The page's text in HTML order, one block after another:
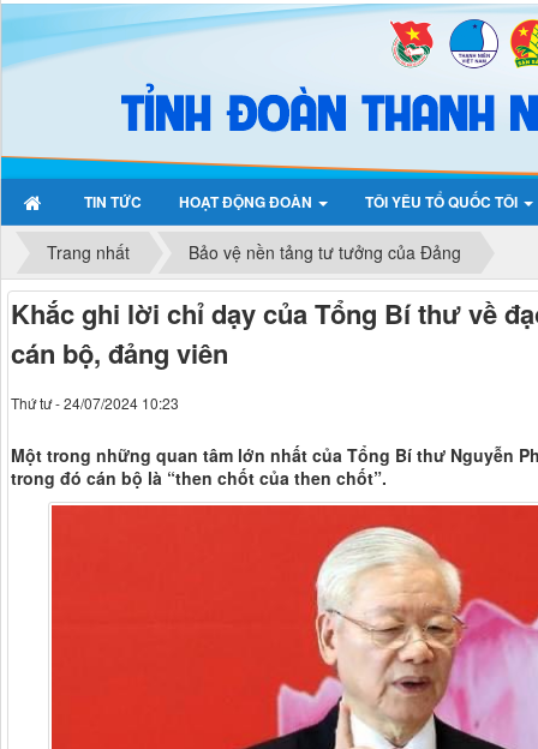
TIN TỨC HOẠT ĐỘNG ĐOÀN TÔI YÊU TỔ QUỐC TÔI
Trang nhất Bảo vệ nền tảng tư tưởng của Đảng
Khắc ghi lời chỉ dạy của Tổng Bí thư về
cán bộ, đảng viên
Thứ tư - 24/07/2024 10:23
Một trong những quan tâm lớn nhất của Tổng Bí thư Nguyễn
trong đó cán bộ là “then chốt của then chốt”.